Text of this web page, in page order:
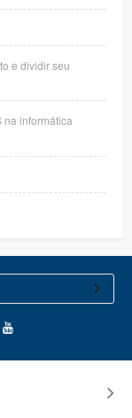
e dividir seu
na informática